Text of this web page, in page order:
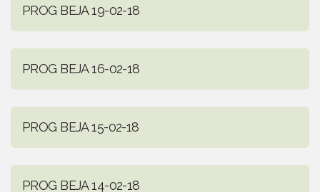
PROG BEJA 19-02-18
PROG BEJA 16-02-18
PROG BEJA 15-02-18
PROG BEJA 14-02-18